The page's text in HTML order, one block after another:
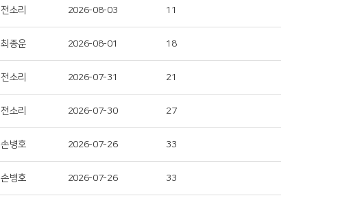
전소리 2026-08-03 11
최종운 2026-08-01 18
전소리 2026-07-31 21
전소리 2026-07-30 27
손병호 2026-07-26 33
손병호 2026-07-26 33